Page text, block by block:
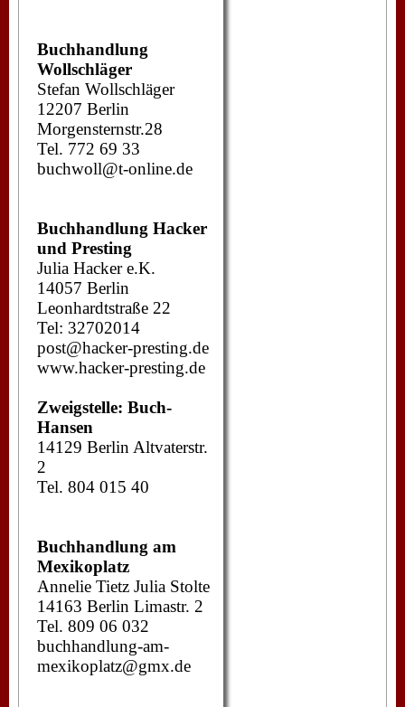
Buchhandlung
Wollschläger
Stefan Wollschläger
12207 Berlin
Morgensternstr.28
Tel. 772 69 33
buchwoll@t-online.de
Buchhandlung Hacker
und Presting
Julia Hacker e.K.
14057 Berlin
Leonhardtstraße 22
Tel: 32702014
post@hacker-presting.de
www.hacker-presting.de
Zweigstelle: Buch-
Hansen
14129 Berlin Altvaterstr.
2
Tel. 804 015 40
Buchhandlung am
Mexikoplatz
Annelie Tietz Julia Stolte
14163 Berlin Limastr. 2
Tel. 809 06 032
buchhandlung-am-
mexikoplatz@gmx.de